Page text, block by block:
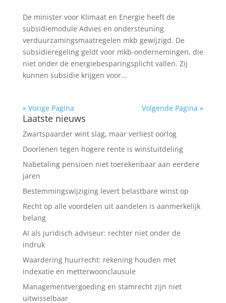
De minister voor Klimaat en Energie heeft de
subsidiemodule Advies en ondersteuning
verduurzamingsmaatregelen mkb gewijzigd. De
subsidieregeling geldt voor mkb-ondernemingen, die
niet onder de energiebesparingsplicht vallen. Zij
kunnen subsidie krijgen voor...
« Vorige Pagina Volgende Pagina »
Laatste nieuws
Zwartspaarder wint slag, maar verliest oorlog
Doorlenen tegen hogere rente is winstuitdeling
Nabetaling pensioen niet toerekenbaar aan eerdere
jaren
Bestemmingswijziging levert belastbare winst op
Recht op alle voordelen uit aandelen is aanmerkelijk
belang
AI als juridisch adviseur: rechter niet onder de
indruk
Waardering huurrecht: rekening houden met
indexatie en metterwoonclausule
Managementvergoeding en stamrecht zijn niet
uitwisselbaar